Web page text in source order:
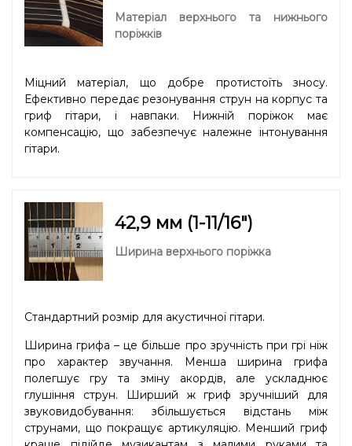
Матеріал верхнього та нижнього
поріжків
Міцний матеріал, що добре протистоїть зносу.
Ефективно передає резонування струн на корпус та
гриф гітари, і навпаки. Нижній поріжок має
компенсацію, що забезпечує належне інтонування
гітари.
42,9 мм (1-11/16″)
Ширина верхнього поріжка
Стандартний розмір для акустичної гітари.
Ширина грифа – це більше про зручність при грі ніж
про характер звучання. Менша ширина грифа
полегшує гру та зміну акордів, але ускладнює
глушіння струн. Ширший ж гриф зручніший для
звуковидобування: збільшується відстань між
струнами, що покращує артикуляцію. Менший гриф